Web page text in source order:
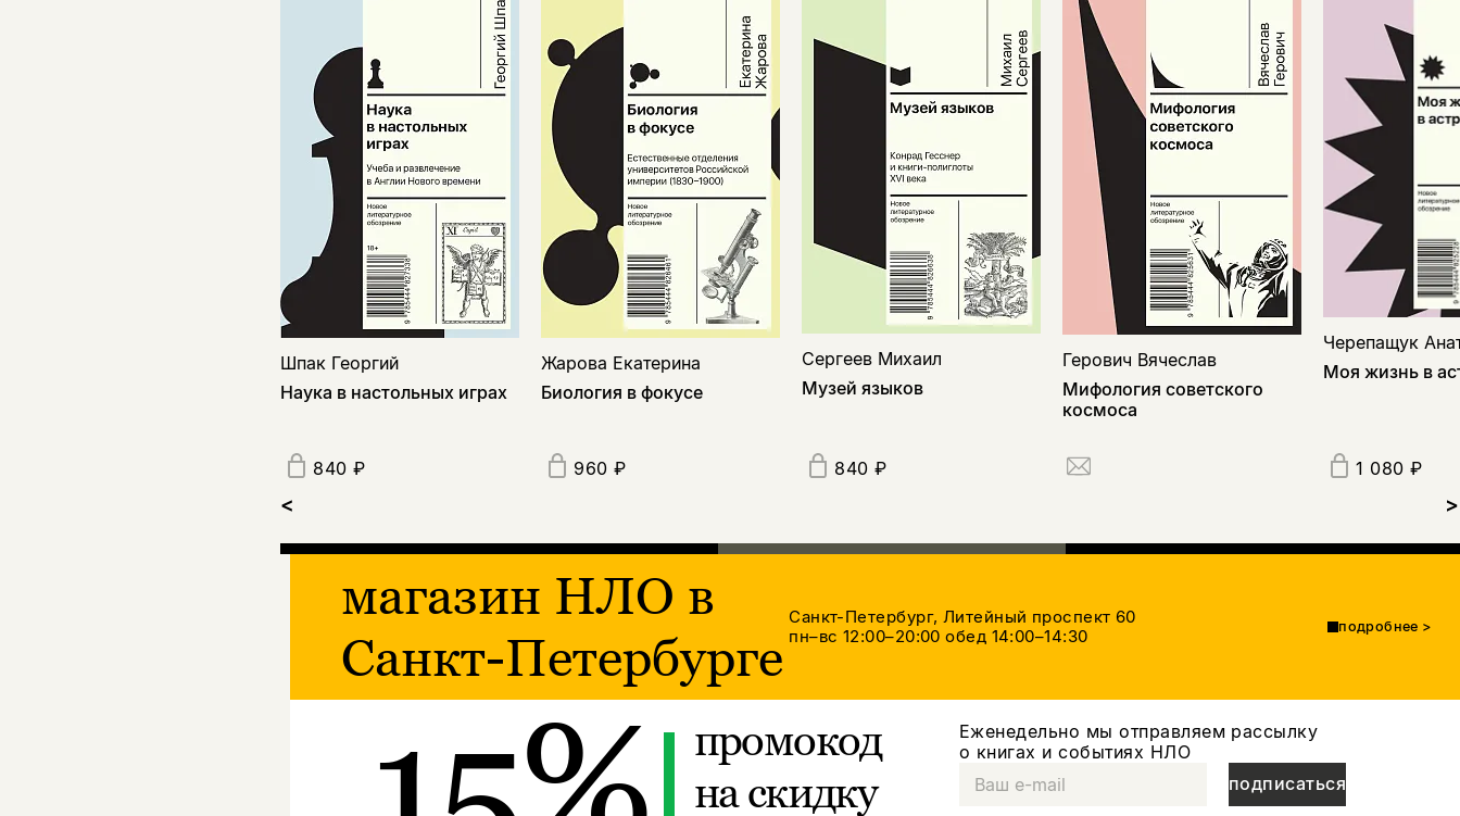
Шпак Георгий
Наука в настольных играх
840 ₽
Жарова Екатерина
Биология в фокусе
960 ₽
Сергеев Михаил
Музей языков
840 ₽
Герович Вячеслав
Мифология советского
космоса
Черепащук
Моя жизнь в
1 080 ₽
< >
магазин НЛО в
Санкт-Петербурге
Санкт-Петербург, Литейный проспект 60
пн–вс 12:00–20:00обед 14:00–14:30 подробнее >
промокод
на скидку
Еженедельно мы отправляем рассылку
о книгах и событиях НЛО
подписаться